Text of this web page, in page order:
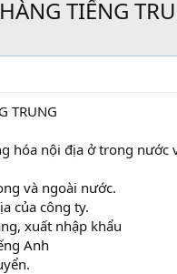
TIẾNG
TRUNG
hóa nội địa ở trong nước
và ngoài nước.
của công ty.
xuất nhập khẩu
Anh